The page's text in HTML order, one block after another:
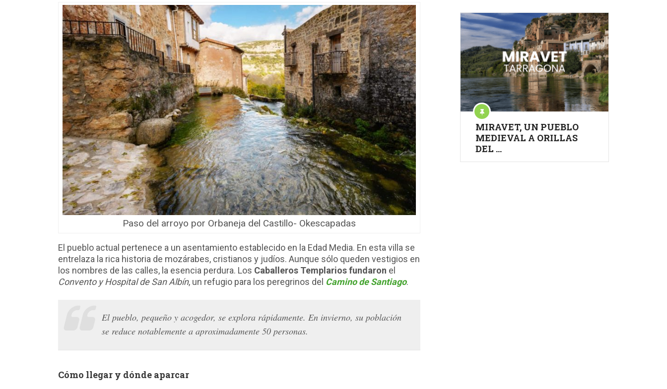
Paso del arroyo por Orbaneja del Castillo- Okescapadas
El pueblo actual pertenece a un asentamiento establecido en la Edad Media. En esta villa se
entrelaza la rica historia de mozárabes, cristianos y judíos. Aunque sólo queden vestigios en
los nombres de las calles, la esencia perdura. Los Caballeros Templarios fundaron el
Convento y Hospital de San Albín, un refugio para los peregrinos del Camino de Santiago.
El pueblo, pequeño y acogedor, se explora rápidamente. En invierno, su población
se reduce notablemente a aproximadamente 50 personas.
Cómo llegar y dónde aparcar
MIRAVET, UN PUEBLO
MEDIEVAL A ORILLAS
DEL …